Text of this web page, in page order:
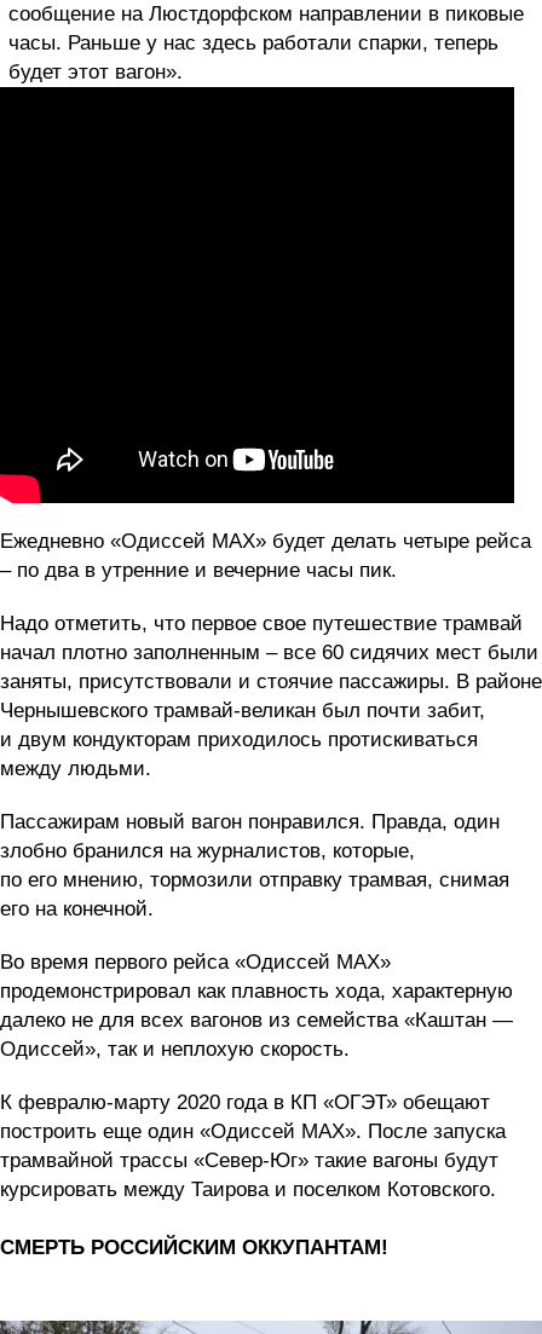
сообщение на Люстдорфском направлении в пиковые
часы. Раньше у нас здесь работали спарки, теперь
будет этот вагон».
Ежедневно «Одиссей МАХ» будет делать четыре рейса
– по два в утренние и вечерние часы пик.
Надо отметить, что первое свое путешествие трамвай
начал плотно заполненным – все 60 сидячих мест были
заняты, присутствовали и стоячие пассажиры. В районе
Чернышевского трамвай-великан был почти забит,
и двум кондукторам приходилось протискиваться
между людьми.
Пассажирам новый вагон понравился. Правда, один
злобно бранился на журналистов, которые,
по его мнению, тормозили отправку трамвая, снимая
его на конечной.
Во время первого рейса «Одиссей МАХ»
продемонстрировал как плавность хода, характерную
далеко не для всех вагонов из семейства «Каштан —
Одиссей», так и неплохую скорость.
К февралю-марту 2020 года в КП «ОГЭТ» обещают
построить еще один «Одиссей МАХ». После запуска
трамвайной трассы «Север-Юг» такие вагоны будут
курсировать между Таирова и поселком Котовского.
СМЕРТЬ РОССИЙСКИМ ОККУПАНТАМ!